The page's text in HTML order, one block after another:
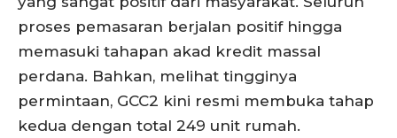
proses pemasaran berjalan positif hingga
memasuki tahapan akad kredit massal
perdana. Bahkan, melihat tingginya
permintaan, GCC2 kini resmi membuka tahap
kedua dengan total 249 unit rumah.